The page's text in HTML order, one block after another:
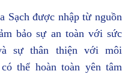
Sạch được nhập từ nguồn
bảo sự an toàn với sức
sự thân thiện với môi
thể hoàn toàn yên tâm